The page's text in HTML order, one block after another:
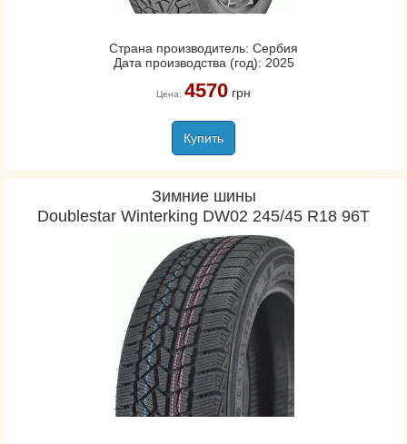
Страна производитель: Сербия
Дата производства (год): 2025
Цена: 4570грн
Купить
Зимние шины
Doublestar Winterking DW02 245/45 R18 96T